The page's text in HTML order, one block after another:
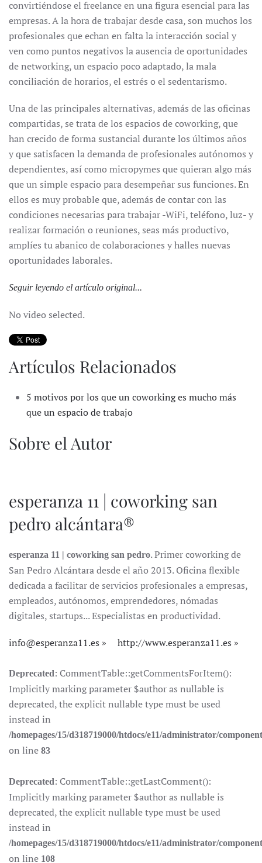
convirtiéndose el freelance en una figura esencial para las
empresas. A la hora de trabajar desde casa, son muchos los
profesionales que echan en falta la interacción social y
ven como puntos negativos la ausencia de oportunidades
de networking, un espacio poco adaptado, la mala
conciliación de horarios, el estrés o el sedentarismo.
Una de las principales alternativas, además de las oficinas
compartidas, se trata de los espacios de coworking, que
han crecido de forma sustancial durante los últimos años
y que satisfacen la demanda de profesionales autónomos y
dependientes, así como micropymes que quieran algo más
que un simple espacio para desempeñar sus funciones. En
ellos es muy probable que, además de contar con las
condiciones necesarias para trabajar -WiFi, teléfono, luz- y
realizar formación o reuniones, seas más productivo,
amplíes tu abanico de colaboraciones y halles nuevas
oportunidades laborales.
Seguir leyendo el artículo original...
No video selected.
Artículos Relacionados
5 motivos por los que un coworking es mucho más
que un espacio de trabajo
Sobre el Autor
esperanza 11 | coworking san
pedro alcántara®
esperanza 11 | coworking san pedro. Primer coworking de
San Pedro Alcántara desde el año 2013. Oficina flexible
dedicada a facilitar de servicios profesionales a empresas,
empleados, autónomos, emprendedores, nómadas
digitales, startups... Especialistas en productividad.
info@esperanza11.es http://www.esperanza11.es
Deprecated: CommentTable::getCommentsForItem():
Implicitly marking parameter $author as nullable is
deprecated, the explicit nullable type must be used
instead in
/homepages/15/d318719000/htdocs/e11/administrator/
on line 83
Deprecated: CommentTable::getLastComment():
Implicitly marking parameter $author as nullable is
deprecated, the explicit nullable type must be used
instead in
/homepages/15/d318719000/htdocs/e11/administrator/
on line 108